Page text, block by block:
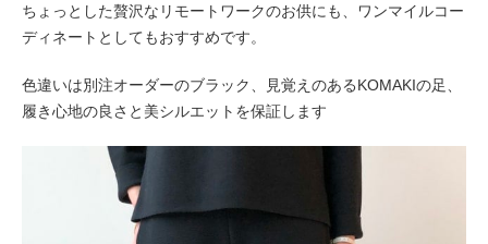
ちょっとした贅沢なリモートワークのお供にも、ワンマイルコー
ディネートとしてもおすすめです。
色違いは別注オーダーのブラック、見覚えのあるKOMAKIの足、
履き心地の良さと美シルエットを保証します